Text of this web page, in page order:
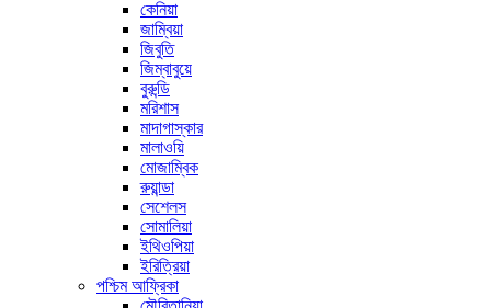
কেনিয়া
জাম্বিয়া
জিবুতি
জিম্বাবুয়ে
বুরুন্ডি
মরিশাস
মাদাগাস্কার
মালাওয়ি
মোজাম্বিক
রুয়ান্ডা
সেশেলস
সোমালিয়া
ইথিওপিয়া
ইরিত্রিয়া
পশ্চিম আফ্রিকা